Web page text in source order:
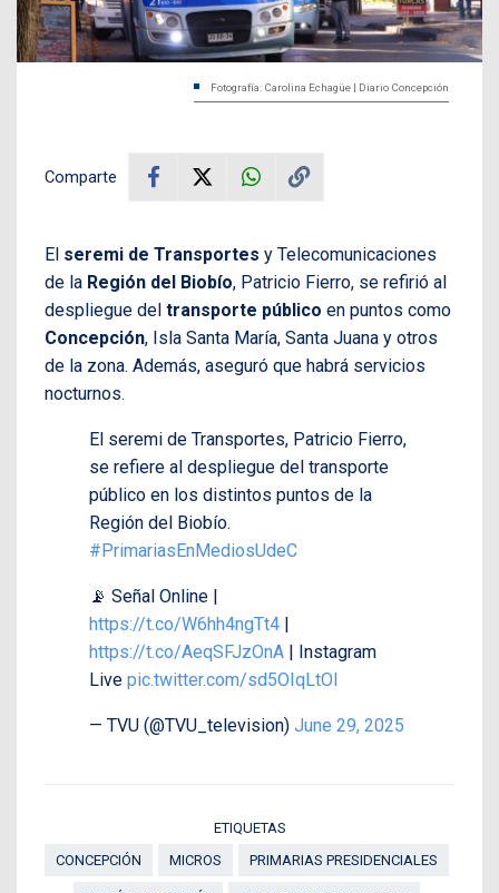
Fotografía: Carolina Echagüe | Diario Concepción
Comparte
El seremi de Transportes y Telecomunicaciones
de la Región del Biobío, Patricio Fierro, se refirió al
despliegue del transporte público en puntos como
Concepción, Isla Santa María, Santa Juana y otros
de la zona. Además, aseguró que habrá servicios
nocturnos.
El seremi de Transportes, Patricio Fierro,
se refiere al despliegue del transporte
público en los distintos puntos de la
Región del Biobío.
#PrimariasEnMediosUdeC
📡 Señal Online |
https://t.co/W6hh4ngTt4 |
https://t.co/AeqSFJzOnA | Instagram
Live pic.twitter.com/sd5OIqLtOl
— TVU (@TVU_television) June 29, 2025
ETIQUETAS
CONCEPCIÓN
MICROS PRIMARIAS PRESIDENCIALES